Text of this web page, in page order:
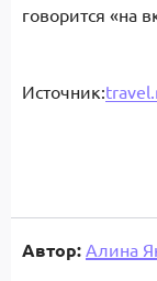
говорится «на
Источник:
Автор: Алина